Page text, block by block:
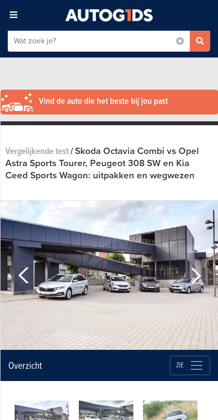
Vind de auto die het beste bij jou past
Vergelijkende test/Skoda Octavia Combi vs Opel
Astra Sports Tourer, Peugeot 308 SW en Kia
Ceed Sports Wagon: uitpakken en wegwezen
Overzicht ZIE